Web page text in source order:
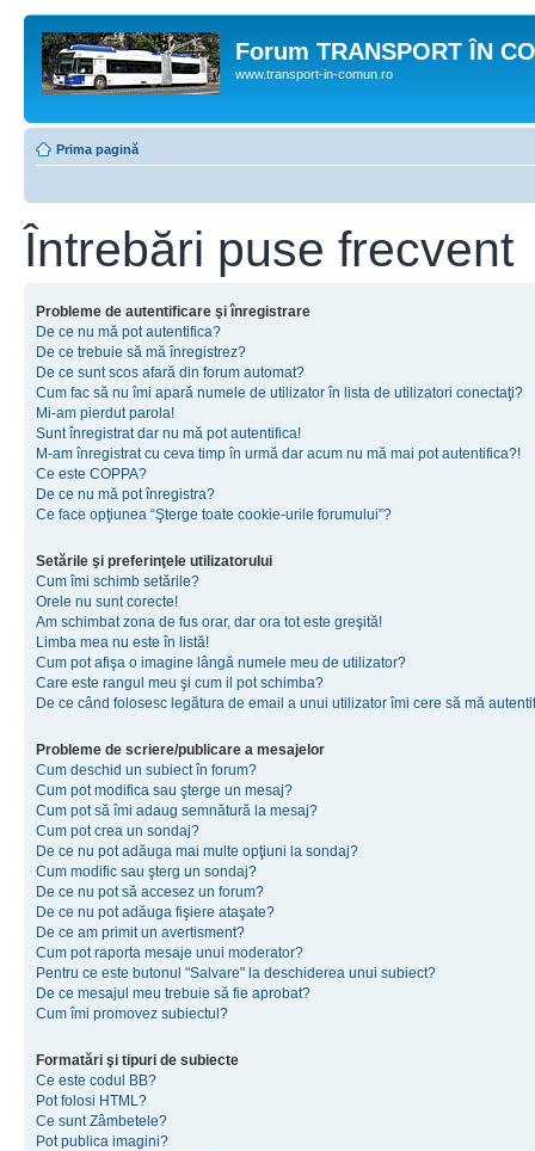
Forum TRANSPORT ÎN
www.transport-in-comun.ro
Prima pagină
Întrebări puse frecvent
Probleme de autentificare şi înregistrare
De ce nu mă pot autentifica?
De ce trebuie să mă înregistrez?
De ce sunt scos afară din forum automat?
Cum fac să nu îmi apară numele de utilizator în lista de utilizatori conectaţi?
Mi-am pierdut parola!
Sunt înregistrat dar nu mă pot autentifica!
M-am înregistrat cu ceva timp în urmă dar acum nu mă mai pot autentifica?!
Ce este COPPA?
De ce nu mă pot înregistra?
Ce face opţiunea “Şterge toate cookie-urile forumului”?
Setările şi preferinţele utilizatorului
Cum îmi schimb setările?
Orele nu sunt corecte!
Am schimbat zona de fus orar, dar ora tot este greşită!
Limba mea nu este în listă!
Cum pot afişa o imagine lângă numele meu de utilizator?
Care este rangul meu şi cum il pot schimba?
De ce când folosesc legătura de email a unui utilizator îmi cere să mă
Probleme de scriere/publicare a mesajelor
Cum deschid un subiect în forum?
Cum pot modifica sau şterge un mesaj?
Cum pot să îmi adaug semnătură la mesaj?
Cum pot crea un sondaj?
De ce nu pot adăuga mai multe opţiuni la sondaj?
Cum modific sau şterg un sondaj?
De ce nu pot să accesez un forum?
De ce nu pot adăuga fişiere ataşate?
De ce am primit un avertisment?
Cum pot raporta mesaje unui moderator?
Pentru ce este butonul "Salvare" la deschiderea unui subiect?
De ce mesajul meu trebuie să fie aprobat?
Cum îmi promovez subiectul?
Formatări şi tipuri de subiecte
Ce este codul BB?
Pot folosi HTML?
Ce sunt Zâmbetele?
Pot publica imagini?